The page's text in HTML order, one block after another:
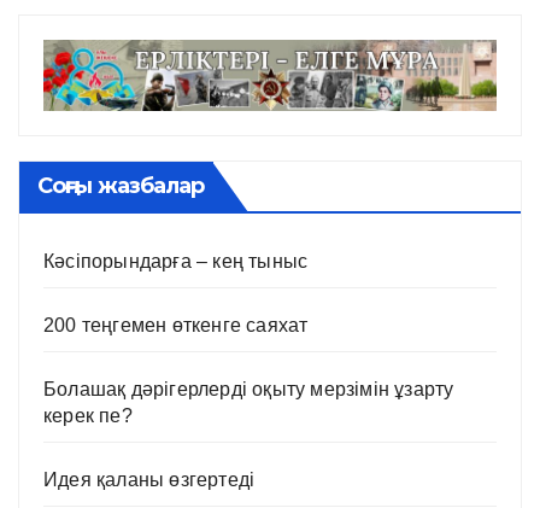
Соңғы жазбалар
Кәсіпорындарға – кең тыныс
200 теңгемен өткенге саяхат
Болашақ дәрігерлерді оқыту мерзімін ұзарту
керек пе?
Идея қаланы өзгертеді